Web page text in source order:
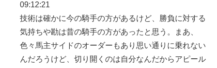
09:12:21
技術は確かに今の騎手の方があるけど、勝負に対する
気持ちや勘は昔の騎手の方があったと思う。まあ、
色々馬主サイドのオーダーもあり思い通りに乗れない
んだろうけど、切り開くのは自分なんだからアピール